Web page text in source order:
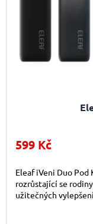
599 Kč
Eleaf iVeni Duo
rozrůstající se
užitečných